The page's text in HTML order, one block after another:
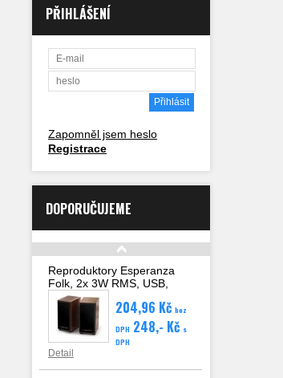
PŘIHLÁŠENÍ
Zapomněl jsem heslo
Registrace
DOPORUČUJEME
Reproduktory Esperanza
Folk, 2x 3W RMS, USB,
hlasitost, dřevěné
204,96 Kč bez
DPH 248,- Kč s
DPH
Detail